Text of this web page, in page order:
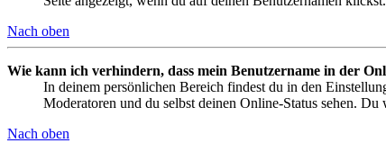
Nach oben
Wie kann ich verhindern, dass mein Benutzername in der
In deinem persönlichen Bereich findest du in den
Moderatoren und du selbst deinen Online-Status sehen.
Nach oben